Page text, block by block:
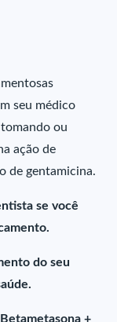
seu médico
ou
ação de
de gentamicina.
se você
do seu
+